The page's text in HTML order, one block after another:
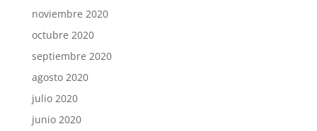
noviembre 2020
octubre 2020
septiembre 2020
agosto 2020
julio 2020
junio 2020